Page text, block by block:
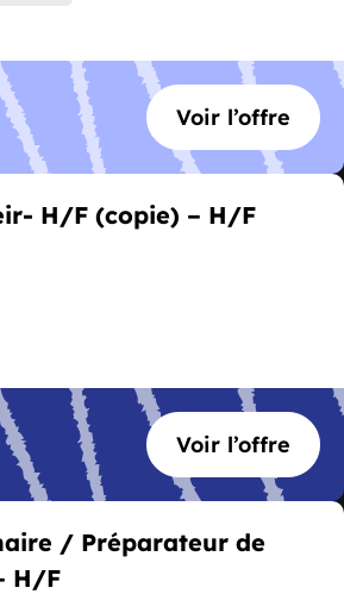
Voir l’offre
H/F (copie) – H/F
Voir l’offre
/ Préparateur de
H/F